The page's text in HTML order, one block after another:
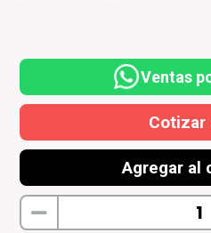
Ventas
Cotizar
Agregar al